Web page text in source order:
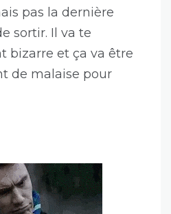
pas la dernière
sortir. Il va te
bizarre et ça va être
de malaise pour